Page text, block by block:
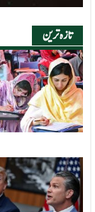
تازہ ترین